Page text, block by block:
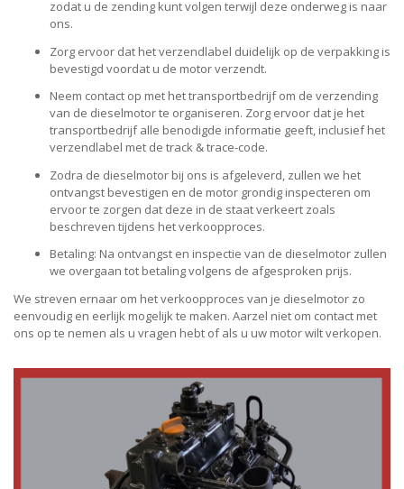
zodat u de zending kunt volgen terwijl deze onderweg is naar
ons.
Zorg ervoor dat het verzendlabel duidelijk op de verpakking is
bevestigd voordat u de motor verzendt.
Neem contact op met het transportbedrijf om de verzending
van de dieselmotor te organiseren. Zorg ervoor dat je het
transportbedrijf alle benodigde informatie geeft, inclusief het
verzendlabel met de track & trace-code.
Zodra de dieselmotor bij ons is afgeleverd, zullen we het
ontvangst bevestigen en de motor grondig inspecteren om
ervoor te zorgen dat deze in de staat verkeert zoals
beschreven tijdens het verkoopproces.
Betaling: Na ontvangst en inspectie van de dieselmotor zullen
we overgaan tot betaling volgens de afgesproken prijs.
We streven ernaar om het verkoopproces van je dieselmotor zo
eenvoudig en eerlijk mogelijk te maken. Aarzel niet om contact met
ons op te nemen als u vragen hebt of als u uw motor wilt verkopen.